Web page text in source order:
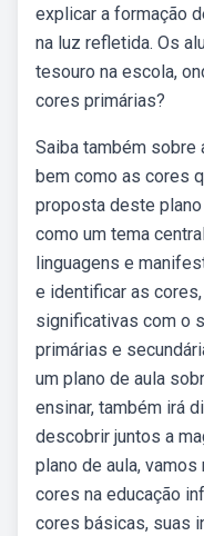
explicar a formação
na luz refletida. Os
tesouro na escola,
cores primárias?
Saiba também sobre
bem como as cores
proposta deste
como um tema
linguagens e
e identificar as
significativas com o
primárias e
um plano de aula
ensinar, também irá
descobrir juntos a
plano de aula,
cores na educação
cores básicas, suas